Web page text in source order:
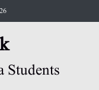
Students